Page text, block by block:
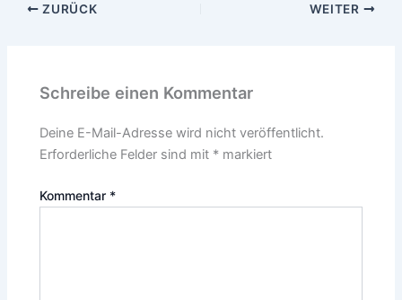
ZURÜCK WEITER
Schreibe einen Kommentar
Deine E-Mail-Adresse wird nicht veröffentlicht.
Erforderliche Felder sind mit * markiert
Kommentar *